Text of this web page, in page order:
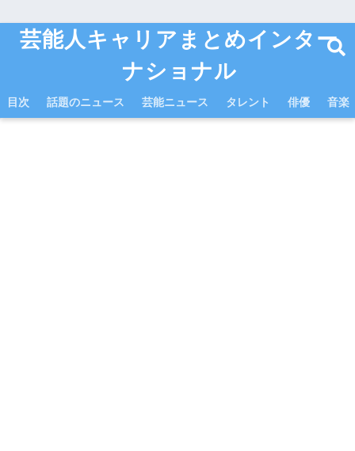
芸能人キャリアまとめインター
ナショナル
目次 話題のニュース 芸能ニュース タレント 俳優 音楽